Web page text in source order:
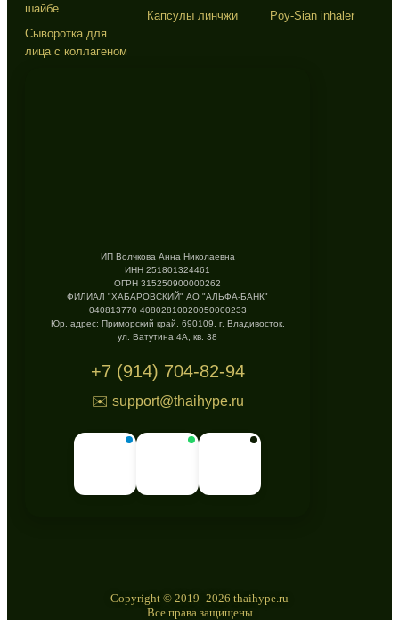
шайбе
Сыворотка для
лица с коллагеном
Капсулы линчжи
Poy-Sian inhaler
ИП Волчкова Анна Николаевна
ИНН 251801324461
ОГРН 315250900000262
ФИЛИАЛ "ХАБАРОВСКИЙ" АО "АЛЬФА-БАНК"
040813770 40802810020050000233
Юр. адрес: Приморский край, 690109, г. Владивосток,
ул. Ватутина 4А, кв. 38
+7 (914) 704-82-94
✉️ support@thaihype.ru
Copyright © 2019–2026 thaihype.ru
Все права защищены.